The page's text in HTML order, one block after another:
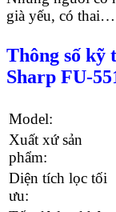
già yếu, có
Thông số kỹ
Sharp FU-
Model:
Xuất xứ sản
phẩm:
Diện tích lọc tối
ưu: